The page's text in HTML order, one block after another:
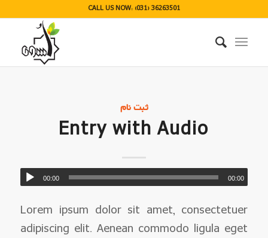
CALL US NOW: (031) 36263501
ثبت نام
Entry with Audio
00:00 00:00
Lorem ipsum dolor sit amet, consectetuer
adipiscing elit. Aenean commodo ligula eget